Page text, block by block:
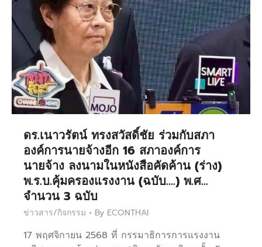
ดร.เนาวรัตน์ ทรงสวัสดิ์ชัย ร่วมกับสภา
องค์การนายจ้างอีก 16 สภาองค์การ
นายจ้าง ลงนามในหนังสือคัดค้าน (ร่าง)
พ.ร.บ.คุ้มครองแรงงาน (ฉบับ….) พ.ศ…
จำนวน 3 ฉบับ
ข่าวสาร/กิจกรรม By ECONTHAI
17 พฤศจิกายน 2568 ที่ กรรมาธิการการแรงงาน